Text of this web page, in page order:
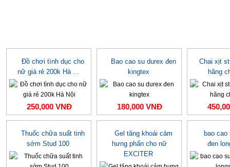
Đồ chơi tình dục cho
nữ giá rẻ 200k Hà ...
250,000 VNĐ
Bao cao su durex đen
kingtex
180,000 VNĐ
Chai xịt
hãng
Thuốc chữa suất tinh
sớm Stud 100
Gel tăng khoái cảm
hưng phấn cho nữ
EXCITER
bao
đen